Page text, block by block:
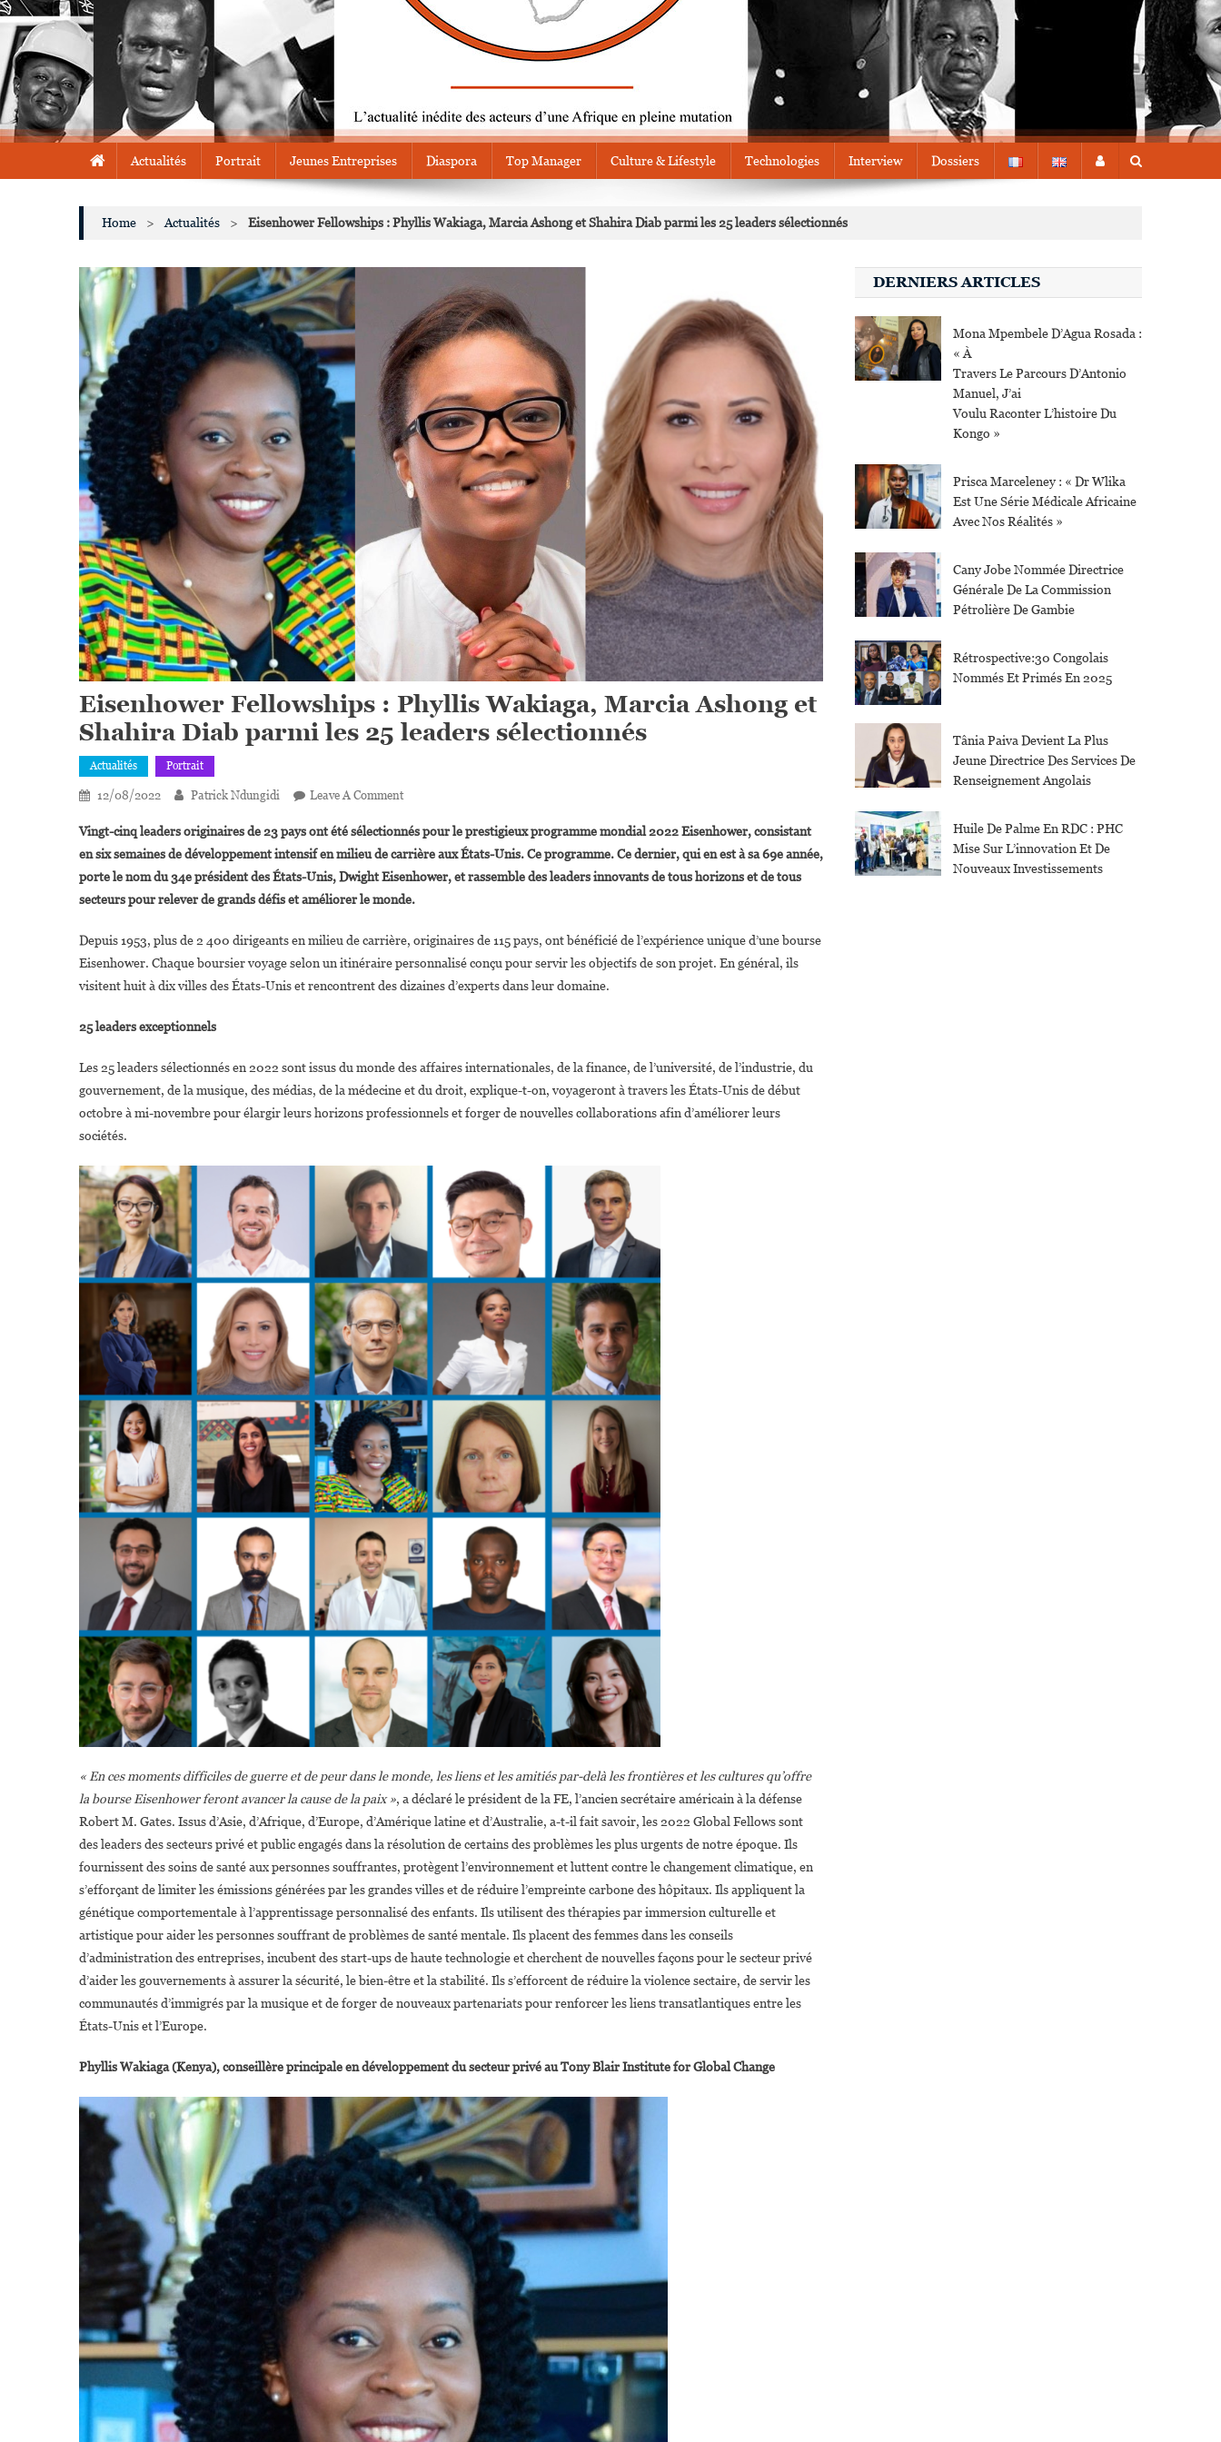
Actualités Portrait Jeunes Entreprises Diaspora Top Manager Culture & Lifestyle Technologies Interview Dossiers
Home > Actualités > Eisenhower Fellowships : Phyllis Wakiaga, Marcia Ashong et Shahira Diab parmi les 25 leaders sélectionnés
Eisenhower Fellowships : Phyllis Wakiaga, Marcia Ashong et
Shahira Diab parmi les 25 leaders sélectionnés
Actualités Portrait
12/08/2022 Patrick Ndungidi Leave A CommentOn
Fellowships
:
Phyllis
Wakiaga,
Ashong
Et
Shahira
25
Leaders
Sélectionnés
Vingt-cinq leaders originaires de 23 pays ont été sélectionnés pour le prestigieux programme mondial 2022 Eisenhower, consistant
en six semaines de développement intensif en milieu de carrière aux États-Unis. Ce programme. Ce dernier, qui en est à sa 69e année,
porte le nom du 34e président des États-Unis, Dwight Eisenhower, et rassemble des leaders innovants de tous horizons et de tous
secteurs pour relever de grands défis et améliorer le monde.
Depuis 1953, plus de 2 400 dirigeants en milieu de carrière, originaires de 115 pays, ont bénéficié de l’expérience unique d’une bourse
Eisenhower. Chaque boursier voyage selon un itinéraire personnalisé conçu pour servir les objectifs de son projet. En général, ils
visitent huit à dix villes des États-Unis et rencontrent des dizaines d’experts dans leur domaine.
25 leaders exceptionnels
Les 25 leaders sélectionnés en 2022 sont issus du monde des affaires internationales, de la finance, de l’université, de l’industrie, du
gouvernement, de la musique, des médias, de la médecine et du droit, explique-t-on, voyageront à travers les États-Unis de début
octobre à mi-novembre pour élargir leurs horizons professionnels et forger de nouvelles collaborations afin d’améliorer leurs
sociétés.
« En ces moments difficiles de guerre et de peur dans le monde, les liens et les amitiés par-delà les frontières et les cultures qu’offre
la bourse Eisenhower feront avancer la cause de la paix », a déclaré le président de la FE, l’ancien secrétaire américain à la défense
Robert M. Gates. Issus d’Asie, d’Afrique, d’Europe, d’Amérique latine et d’Australie, a-t-il fait savoir, les 2022 Global Fellows sont
des leaders des secteurs privé et public engagés dans la résolution de certains des problèmes les plus urgents de notre époque. Ils
fournissent des soins de santé aux personnes souffrantes, protègent l’environnement et luttent contre le changement climatique, en
s’efforçant de limiter les émissions générées par les grandes villes et de réduire l’empreinte carbone des hôpitaux. Ils appliquent la
génétique comportementale à l’apprentissage personnalisé des enfants. Ils utilisent des thérapies par immersion culturelle et
artistique pour aider les personnes souffrant de problèmes de santé mentale. Ils placent des femmes dans les conseils
d’administration des entreprises, incubent des start-ups de haute technologie et cherchent de nouvelles façons pour le secteur privé
d’aider les gouvernements à assurer la sécurité, le bien-être et la stabilité. Ils s’efforcent de réduire la violence sectaire, de servir les
communautés d’immigrés par la musique et de forger de nouveaux partenariats pour renforcer les liens transatlantiques entre les
États-Unis et l’Europe.
Phyllis Wakiaga (Kenya), conseillère principale en développement du secteur privé au Tony Blair Institute for Global Change
DERNIERS ARTICLES
Mona Mpembele D’Agua Rosada :
« À
Travers Le Parcours D’Antonio
Manuel, J’ai
Voulu Raconter L’histoire Du
Kongo »
Prisca Marceleney : « Dr Wlika
Est Une Série Médicale Africaine
Avec Nos Réalités »
Cany Jobe Nommée Directrice
Générale De La Commission
Pétrolière De Gambie
Rétrospective:30 Congolais
Nommés Et Primés En 2025
Tânia Paiva Devient La Plus
Jeune Directrice Des Services De
Renseignement Angolais
Huile De Palme En RDC : PHC
Mise Sur L’innovation Et De
Nouveaux Investissements